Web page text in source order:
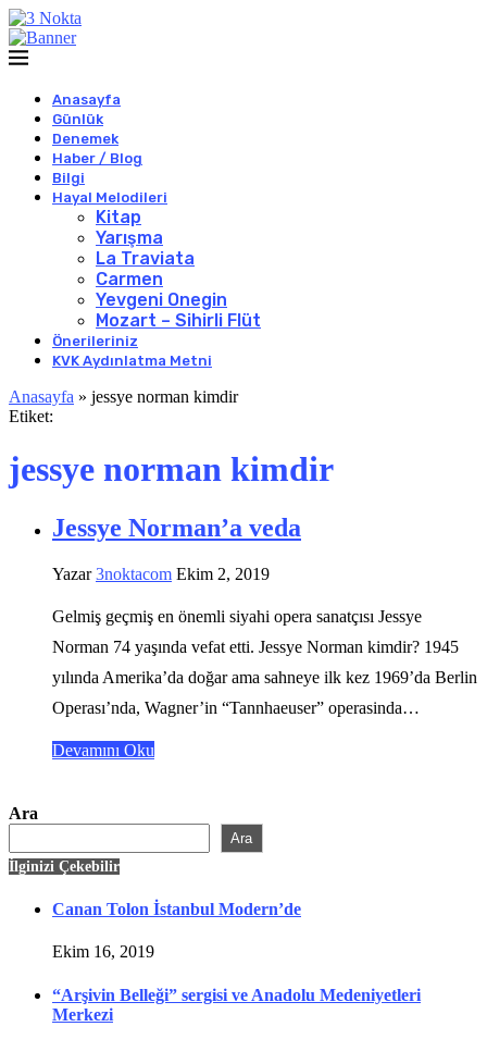
Anasayfa
Günlük
Denemek
Haber / Blog
Bilgi
Hayal Melodileri
Kitap
Yarışma
La Traviata
Carmen
Yevgeni Onegin
Mozart – Sihirli Flüt
Önerileriniz
KVK Aydınlatma Metni
Anasayfa » jessye norman kimdir
Etiket:
jessye norman kimdir
Jessye Norman’a veda
Yazar3noktacom Ekim 2, 2019
Gelmiş geçmiş en önemli siyahi opera sanatçısı Jessye
Norman 74 yaşında vefat etti. Jessye Norman kimdir? 1945
yılında Amerika’da doğar ama sahneye ilk kez 1969’da Berlin
Operası’nda, Wagner’in “Tannhaeuser” operasinda…
Devamını Oku
Ara
Ara
İlginizi Çekebilir
Canan Tolon İstanbul Modern’de
Ekim 16, 2019
“Arşivin Belleği” sergisi ve Anadolu Medeniyetleri
Merkezi